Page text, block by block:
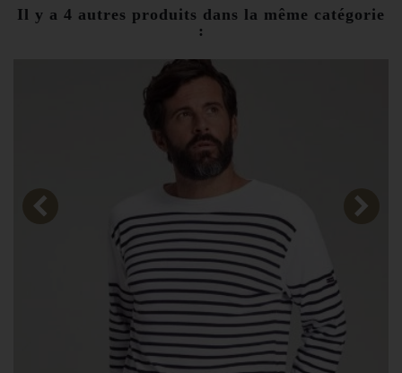
Il y a 4 autres produits dans la même catégorie
: